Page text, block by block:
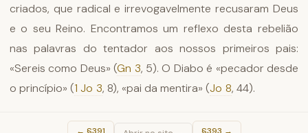
criados, que radical e irrevogavelmente recusaram Deus
e o seu Reino. Encontramos um reflexo desta rebelião
nas palavras do tentador aos nossos primeiros pais:
«Sereis como Deus» (Gn 3, 5). O Diabo é «pecador desde
o princípio» (1 Jo 3, 8), «pai da mentira» (Jo 8, 44).